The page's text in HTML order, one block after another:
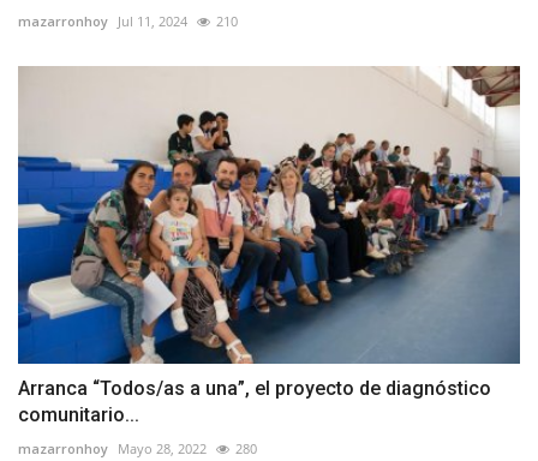
mazarronhoy Jul 11, 2024 210
Arranca “Todos/as a una”, el proyecto de diagnóstico
comunitario...
mazarronhoy Mayo 28, 2022 280